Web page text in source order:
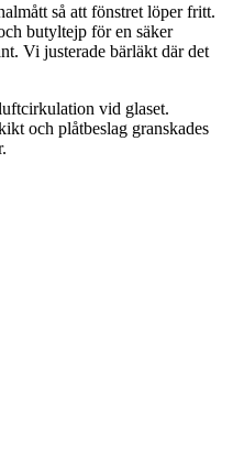
så att fönstret löper fritt.
butyltejp för en säker
Vi justerade bärläkt där det
vid glaset.
och plåtbeslag granskades